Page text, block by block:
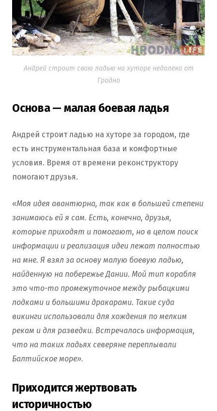
Андрей строит свою ладью на хуторе недалеко от
Гродно
Основа — малая боевая ладья
Андрей строит ладью на хуторе за городом, где
есть инструментальная база и комфортные
условия. Время от времени реконструктору
помогают друзья.
«Моя идея авантюрна, так как в большей степени
занимаюсь ей я сам. Есть, конечно, друзья,
которые приходят и помогают, но в целом поиск
информации и реализация идеи лежат полностью
на мне. Я взял за основу малую боевую ладью,
найденную на побережье Дании. Мой тип корабля
это что-то промежуточное между рыбацкими
лодками и большими дракарами. Такие суда
викинги использовали для хождения по мелким
рекам и для разведки. Встречалась информация,
что на таких ладьях северяне переплывали
Балтийское море».
Приходится жертвовать
историчностью